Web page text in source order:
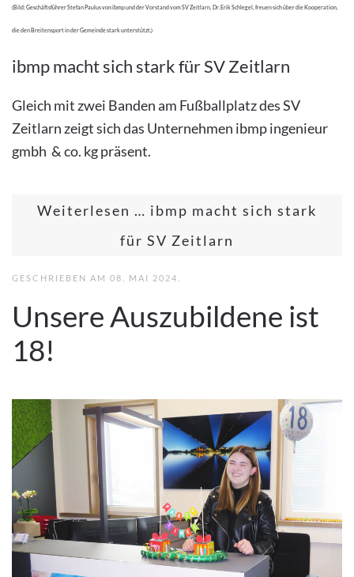
(Bild: Geschäftsführer Stefan Paulus von ibmp und der Vorstand vom SV Zeitlarn, Dr. Erik Schlegel, freuen sich über die Kooperation,
die den Breitensport in der Gemeinde stark unterstützt.)
ibmp macht sich stark für SV Zeitlarn
Gleich mit zwei Banden am Fußballplatz des SV
Zeitlarn zeigt sich das Unternehmen ibmp ingenieur
gmbh & co. kg präsent.
Weiterlesen … ibmp macht sich stark
für SV Zeitlarn
GESCHRIEBEN AM 08. MAI 2024
Unsere Auszubildene ist
18!